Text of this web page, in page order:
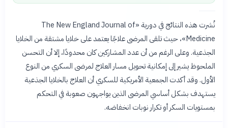
نُشرت هذه النتائج في دورية «The New England Journal of
Medicine»، حيث تلقى المرضى علاجًا يعتمد على خلايا مشتقة من الخلايا
الجذعية. وعلى الرغم من أن عدد المشاركين كان محدودًا، إلا أن التحسن
الملحوظ يشير إلى إمكانية تحويل مسار العلاج لمرضى السكري من النوع
الأول. وقد أكدت الجمعية الأمريكية للسكري أن العلاج بالخلايا الجذعية
يستهدف بشكل أساسي المرضى الذين يواجهون صعوبة في التحكم
بمستويات السكر أو تكرار نوبات انخفاضه.